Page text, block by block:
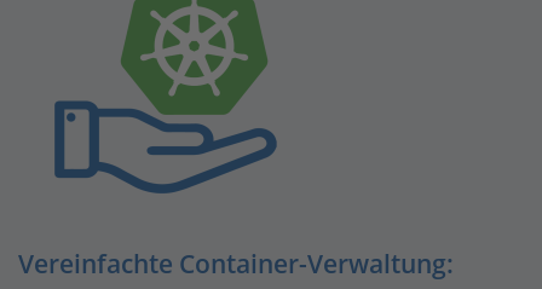
Vereinfachte Container-Verwaltung: